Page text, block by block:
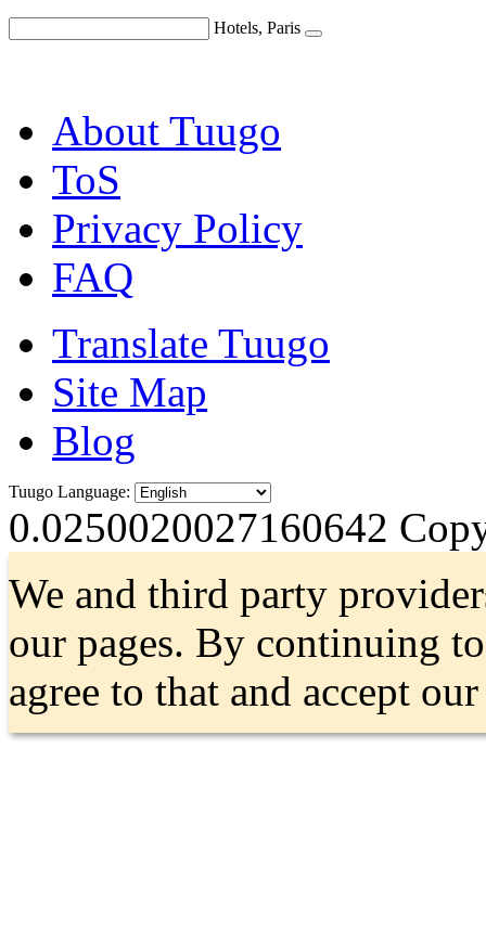
Hotels, Paris
About Tuugo
ToS
Privacy Policy
FAQ
Translate Tuugo
Site Map
Blog
Tuugo Language:
0.0250020027160642
We and third party
our pages. By continuing
agree to that and accept